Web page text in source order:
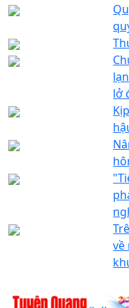
lở
về